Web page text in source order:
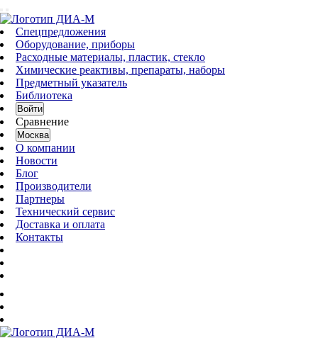
Спецпредложения
Оборудование, приборы
Расходные материалы, пластик, стекло
Химические реактивы, препараты, наборы
Предметный указатель
Библиотека
Войти
Сравнение
Москва
О компании
Новости
Блог
Производители
Партнеры
Технический сервис
Доставка и оплата
Контакты